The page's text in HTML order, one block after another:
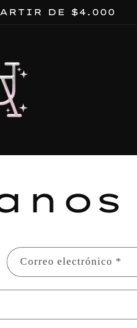
DE $4.000
Correo electrónico *